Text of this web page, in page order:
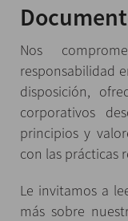
Nos
responsabilidad
disposición,
corporativos
principios y
con las prácticas
Le invitamos a
más sobre